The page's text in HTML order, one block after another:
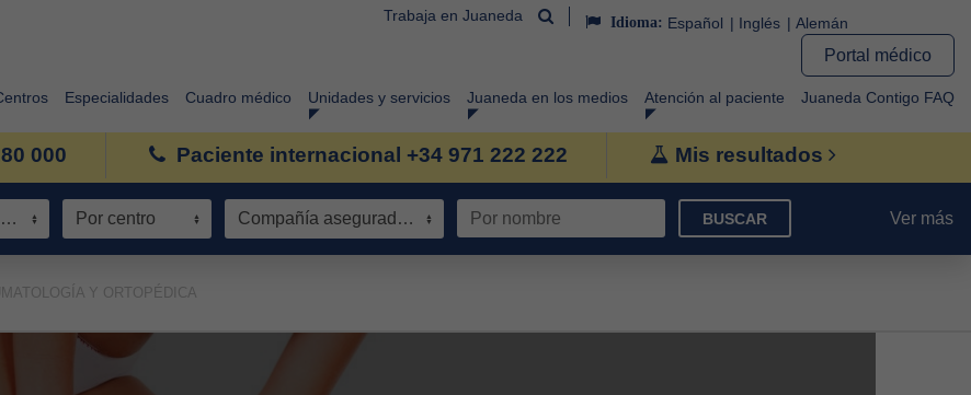
Trabaja en Juaneda Idioma: Español Inglés Alemán
Portal médico
Especialidades Cuadro médico Unidades y servicios Juaneda en los medios Atención al paciente Juaneda Contigo FAQ
000 Paciente internacional +34 971 222 222 Mis resultados
Especialidad / Área de conocimiento Por centro Compañía aseguradora BUSCAR Ver más
Y ORTOPÉDICA